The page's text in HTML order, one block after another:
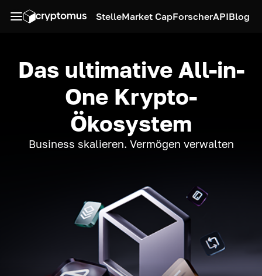
StelleMarket CapForscherAPIBlog
Das ultimative All-in-
One Krypto-
Ökosystem
Business skalieren. Vermögen verwalten